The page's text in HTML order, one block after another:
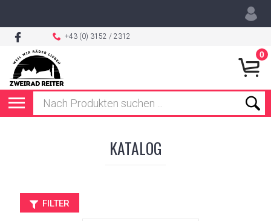
+43 (0) 3152 / 2312
0
KATALOG
FILTER